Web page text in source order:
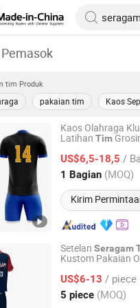
Pemasok
tim Produk
pakaian tim Kaos
Kaos Olahraga
Latihan Tim Grosir
US$6,5-18,5 /
1 Bagian (MOQ)
Kirim
Sportswear Co.,
China Harga
Setelan Seragam
Kustom Pakaian
US$6-13 / piece
5 piece (MOQ)
Sports Co., Ltd.
China Harga